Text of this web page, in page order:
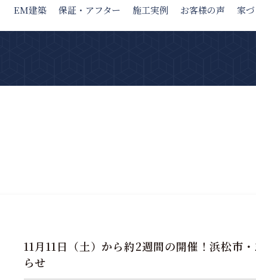
EM建築 保証・アフター 施工実例 お客様の声 家
11月11日（土）から約2週間の開催！浜松市
らせ